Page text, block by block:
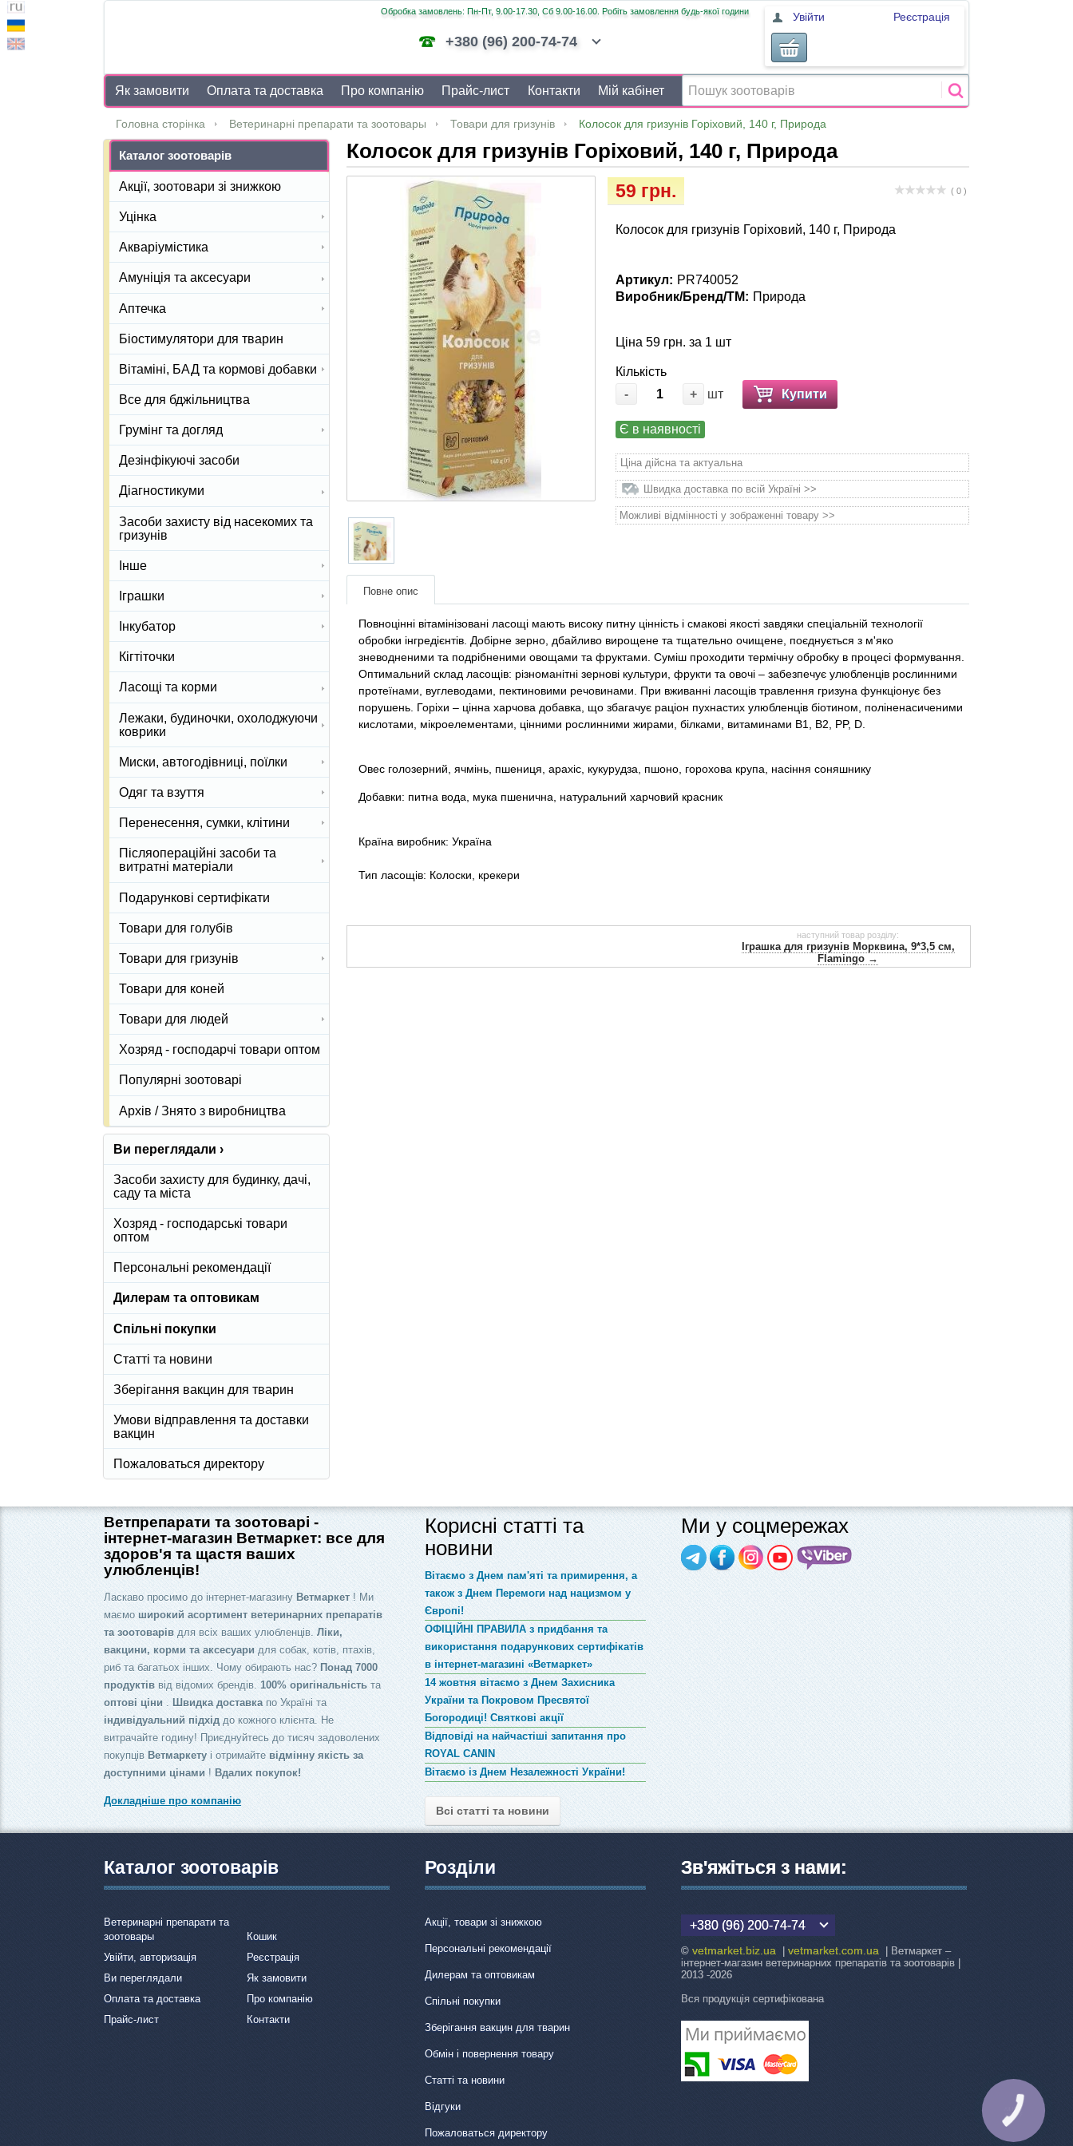
Обробка замовлень: Пн-Пт, 9.00-17.30, Сб 9.00-16.00. Робіть замовлення будь-якої години
+380 (96) 200-74-74
Увійти Реєстрація
Як замовити Оплата та доставка Про компанію Прайс-лист Контакти Мій кабінет
Головна сторінка Ветеринарні препарати та зоотовары Товари для гризунів Колосок для гризунів Горіховий, 140 г, Природа
Колосок для гризунів Горіховий, 140 г, Природа
( 0 )
59 грн.
Колосок для гризунів Горіховий, 140 г, Природа
Артикул: PR740052
Виробник/Бренд/ТМ: Природа
Ціна 59 грн. за 1 шт
Кількість
-
+ шт Купити
Є в наявності
Ціна дійсна та актуальна
Швидка доставка по всій Україні >>
Можливі відмінності у зображенні товару >>
Повне опис
Повноцінні вітамінізовані ласощі мають високу питну цінність і смакові якості завдяки спеціальній технології
обробки інгредієнтів. Добірне зерно, дбайливо вирощене та тщательно очищене, поєднується з м'яко
зневодненими та подрібненими овощами та фруктами. Суміш проходити термічну обробку в процесі формування.
Оптимальний склад ласощів: різноманітні зернові культури, фрукти та овочі – забезпечує улюбленців рослинними
протеїнами, вуглеводами, пектиновими речовинами. При вживанні ласощів травлення гризуна функціонує без
порушень. Горіхи – цінна харчова добавка, що збагачує раціон пухнастих улюбленців біотином, поліненасиченими
кислотами, мікроелементами, цінними рослинними жирами, білками, витаминами B1, B2, PP, D.
Овес голозерний, ячмінь, пшениця, арахіс, кукурудза, пшоно, горохова крупа, насіння соняшнику
Добавки: питна вода, мука пшенична, натуральний харчовий красник
Країна виробник: Україна
Тип ласощів: Колоски, крекери
наступний товар розділу:
Іграшка для гризунів Морквина, 9*3,5 см,
Flamingo →
Каталог зоотоварів
Акції, зоотовари зі знижкою
Уцінка
Акваріумістика
Амуніція та аксесуари
Аптечка
Біостимулятори для тварин
Вітаміні, БАД та кормові добавки
Все для бджільництва
Грумінг та догляд
Дезінфікуючі засоби
Діагностикуми
Засоби захисту від насекомих та
гризунів
Інше
Іграшки
Інкубатор
Кігтіточки
Ласощі та корми
Лежаки, будиночки, охолоджуючи
коврики
Миски, автогодівниці, поїлки
Одяг та взуття
Перенесення, сумки, клітини
Післяопераційні засоби та
витратні матеріали
Подарункові сертифікати
Товари для голубів
Товари для гризунів
Товари для коней
Товари для людей
Хозряд - господарчі товари оптом
Популярні зоотоварі
Архів / Знято з виробництва
Ви переглядали ›
Засоби захисту для будинку, дачі,
саду та міста
Хозряд - господарські товари
оптом
Персональні рекомендації
Дилерам та оптовикам
Спільні покупки
Статті та новини
Зберігання вакцин для тварин
Умови відправлення та доставки
вакцин
Пожаловаться директору
Ветпрепарати та зоотоварі -
інтернет-магазин Ветмаркет: все для
здоров'я та щастя ваших
улюбленців!
Ласкаво просимо до інтернет-магазину Ветмаркет ! Ми
маємоширокий асортимент ветеринарних препаратів
та зоотоварів для всіх ваших улюбленців.Ліки,
вакцини, корми та аксесуаридля собак, котів, птахів,
риб та багатьох інших. Чому обирають нас? Понад 7000
продуктів від відомих брендів.100% оригінальність та
оптові ціни. Швидка доставкапо Україні та
індивідуальний підхід до кожного клієнта. Не
витрачайте годину! Приєднуйтесь до тисяч задоволених
покупців Ветмаркетуі отримайте відмінну якість за
доступними цінами ! Вдалих покупок!
Докладніше про компанію
Корисні статті та
новини
Вітаємо з Днем пам'яті та примирення, а
також з Днем Перемоги над нацизмом у
Європі!
ОФІЦІЙНІ ПРАВИЛА з придбання та
використання подарункових сертифікатів
в інтернет-магазині «Ветмаркет»
14 жовтня вітаємо з Днем Захисника
України та Покровом Пресвятої
Богородиці! Святкові акції
Відповіді на найчастіші запитання про
ROYAL CANIN
Вітаємо із Днем Незалежності України!
Всі статті та новини
Ми у соцмережах
Каталог зоотоварів
Ветеринарні препарати та
зоотовары
Кошик
Увійти, авторизація
Реєстрація
Ви переглядали
Як замовити
Оплата та доставка
Про компанію
Прайс-лист
Контакти
Розділи
Акції, товари зі знижкою
Персональні рекомендації
Дилерам та оптовикам
Спільні покупки
Зберігання вакцин для тварин
Обмін і повернення товару
Статті та новини
Відгуки
Пожаловаться директору
Зв'яжіться з нами:
+380 (96) 200-74-74
©vetmarket.biz.ua |vetmarket.com.ua | Ветмаркет –
інтернет-магазин ветеринарних препаратів та зоотоварів |
2013 -2026
Вся продукція сертифікована
КНОПКА
ЗВ'ЯЗКУ